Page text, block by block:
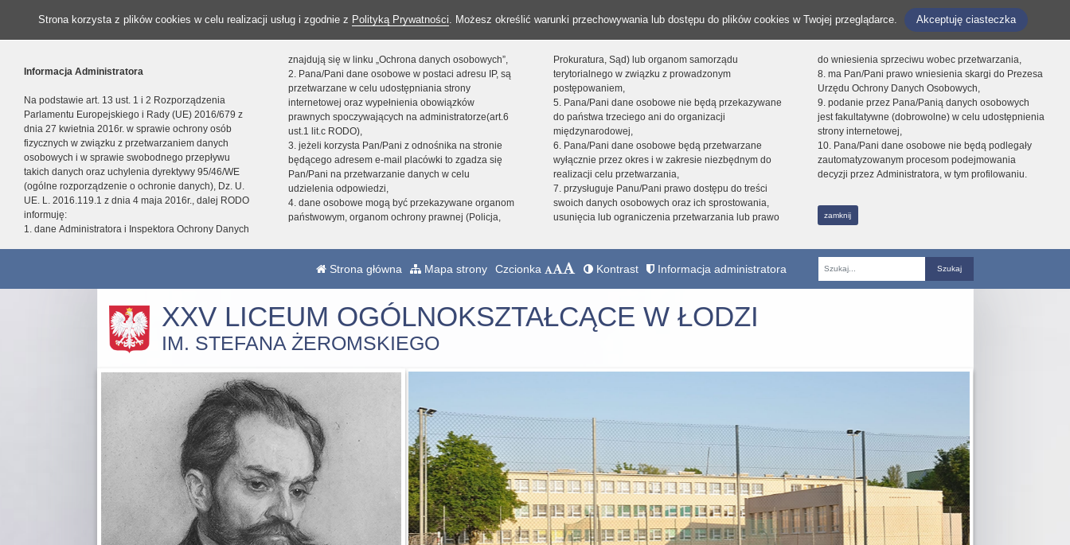
Strona korzysta z plików cookies w celu realizacji usług i zgodnie z Polityką Prywatności. Możesz określić warunki przechowywania lub dostępu do plików cookies w Twojej przeglądarce. Akceptuję ciasteczka
Informacja Administratora
Na podstawie art. 13 ust. 1 i 2 Rozporządzenia
Parlamentu Europejskiego i Rady (UE) 2016/679 z
dnia 27 kwietnia 2016r. w sprawie ochrony osób
fizycznych w związku z przetwarzaniem danych
osobowych i w sprawie swobodnego przepływu
takich danych oraz uchylenia dyrektywy 95/46/WE
(ogólne rozporządzenie o ochronie danych), Dz. U.
UE. L. 2016.119.1 z dnia 4 maja 2016r., dalej RODO
informuję:
1. dane Administratora i Inspektora Ochrony Danych
znajdują się w linku „Ochrona danych osobowych”,
2. Pana/Pani dane osobowe w postaci adresu IP, są
przetwarzane w celu udostępniania strony
internetowej oraz wypełnienia obowiązków
prawnych spoczywających na administratorze(art.6
ust.1 lit.c RODO),
3. jeżeli korzysta Pan/Pani z odnośnika na stronie
będącego adresem e-mail placówki to zgadza się
Pan/Pani na przetwarzanie danych w celu
udzielenia odpowiedzi,
4. dane osobowe mogą być przekazywane organom
państwowym, organom ochrony prawnej (Policja,
Prokuratura, Sąd) lub organom samorządu
terytorialnego w związku z prowadzonym
postępowaniem,
5. Pana/Pani dane osobowe nie będą przekazywane
do państwa trzeciego ani do organizacji
międzynarodowej,
6. Pana/Pani dane osobowe będą przetwarzane
wyłącznie przez okres i w zakresie niezbędnym do
realizacji celu przetwarzania,
7. przysługuje Panu/Pani prawo dostępu do treści
swoich danych osobowych oraz ich sprostowania,
usunięcia lub ograniczenia przetwarzania lub prawo
do wniesienia sprzeciwu wobec przetwarzania,
8. ma Pan/Pani prawo wniesienia skargi do Prezesa
Urzędu Ochrony Danych Osobowych,
9. podanie przez Pana/Panią danych osobowych
jest fakultatywne (dobrowolne) w celu udostępnienia
strony internetowej,
10. Pana/Pani dane osobowe nie będą podlegały
zautomatyzowanym procesom podejmowania
decyzji przez Administratora, w tym profilowaniu.
zamknij
Strona główna Mapa strony Czcionka Kontrast Informacja administratora
Fraza
XXV LICEUM OGÓLNOKSZTAŁCĄCE W ŁODZI
IM. STEFANA ŻEROMSKIEGO